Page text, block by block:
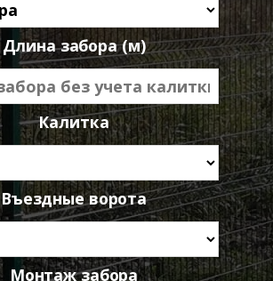
Длина забора (м)
Калитка
Въездные ворота
Монтаж забора